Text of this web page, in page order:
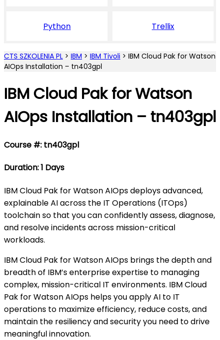
Python Trellix
CTS SZKOLENIA PL > IBM > IBM Tivoli > IBM Cloud Pak for Watson
AIOps Installation – tn403gpl
IBM Cloud Pak for Watson
AIOps Installation – tn403gpl
Course #: tn403gpl
Duration: 1 Days
IBM Cloud Pak for Watson AIOps deploys advanced,
explainable AI across the IT Operations (ITOps)
toolchain so that you can confidently assess, diagnose,
and resolve incidents across mission-critical
workloads.
IBM Cloud Pak for Watson AIOps brings the depth and
breadth of IBM’s enterprise expertise to managing
complex, mission-critical IT environments. IBM Cloud
Pak for Watson AIOps helps you apply AI to IT
operations to maximize efficiency, reduce costs, and
maintain the resiliency and security you need to drive
meaningful innovation.